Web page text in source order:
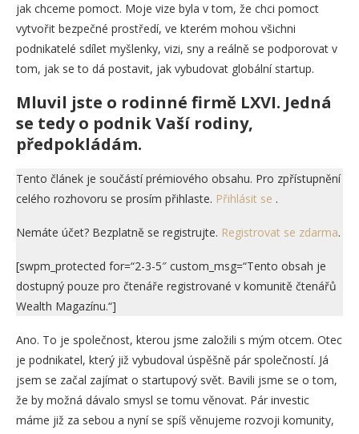
jak chceme pomoct. Moje vize byla v tom, že chci pomoct
vytvořit bezpečné prostředí, ve kterém mohou všichni
podnikatelé sdílet myšlenky, vizi, sny a reálně se podporovat v
tom, jak se to dá postavit, jak vybudovat globální startup.
Mluvil jste o rodinné firmě LXVI. Jedná
se tedy o podnik Vaší rodiny,
předpokládám.
Tento článek je součástí prémiového obsahu. Pro zpřístupnění
celého rozhovoru se prosím přihlaste. Přihlásit se .
Nemáte účet? Bezplatně se registrujte. Registrovat se zdarma.
[swpm_protected for=“2-3-5″ custom_msg=“Tento obsah je
dostupný pouze pro čtenáře registrované v komunitě čtenářů
Wealth Magazínu.“]
Ano. To je společnost, kterou jsme založili s mým otcem. Otec
je podnikatel, který již vybudoval úspěšně pár společností. Já
jsem se začal zajímat o startupový svět. Bavili jsme se o tom,
že by možná dávalo smysl se tomu věnovat. Pár investic
máme již za sebou a nyní se spíš věnujeme rozvoji komunity,